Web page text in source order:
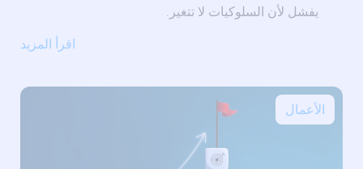
يفشل لأن السلوكيات لا تتغير.
اقرأ المزيد
الأعمال